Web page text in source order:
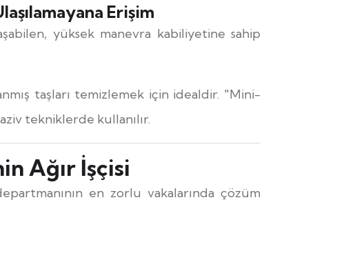
Erişim
yüksek manevra kabiliyetine sahip
taşları temizlemek için idealdir. "Mini-
tekniklerde kullanılır.
Ağır İşçisi
en zorlu vakalarında çözüm